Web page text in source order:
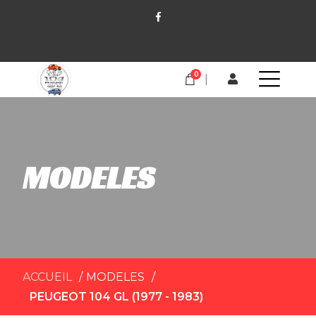
0
MODELES
ACCUEIL
MODELES
PEUGEOT 104 GL (1977 - 1983)